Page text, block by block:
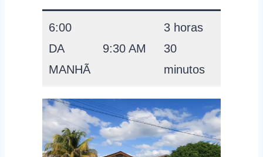
6:00
DA
MANHÃ
9:30 AM
3 horas
30
minutos